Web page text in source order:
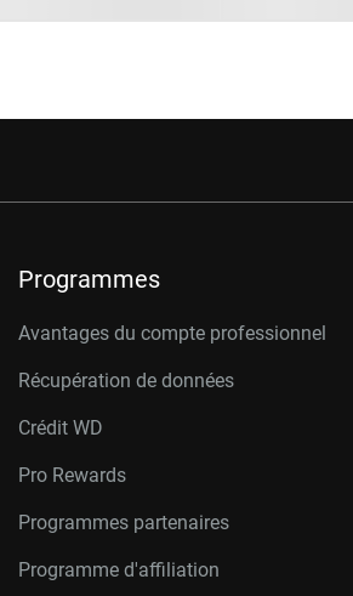
Programmes
Avantages du compte professionnel
Récupération de données
Crédit WD
Pro Rewards
Programmes partenaires
Programme d'affiliation